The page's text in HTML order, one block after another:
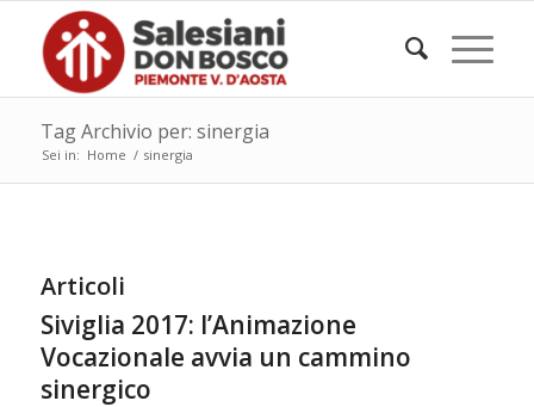
Tag Archivio per: sinergia
Sei in: Home / sinergia
Articoli
Siviglia 2017: l’Animazione
Vocazionale avvia un cammino
sinergico